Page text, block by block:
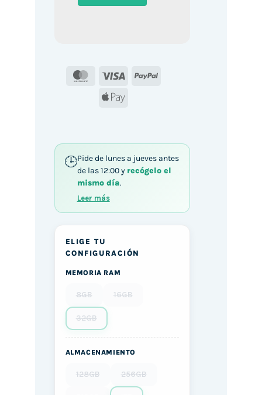
MasterCard
Visa
PayPal
Apple
Pide de lunes a jueves antes
de las 12:00 y recógelo el
mismo día.
Leer más
ELIGE TU
CONFIGURACIÓN
MEMORIA RAM
8GB 16GB
32GB
ALMACENAMIENTO
128GB 256GB